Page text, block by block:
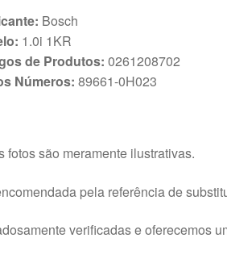
Bosch
1.0i 1KR
de Produtos: 0261208702
Números: 89661-0H023
são meramente ilustrativas.
pela referência de
verificadas e oferecemos